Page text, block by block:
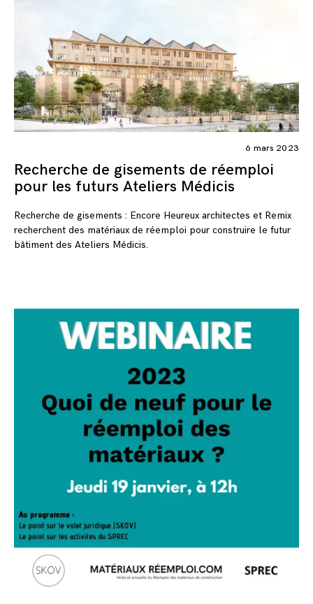
6 mars 2023
Recherche de gisements de réemploi
pour les futurs Ateliers Médicis
Recherche de gisements : Encore Heureux architectes et Remix
recherchent des matériaux de réemploi pour construire le futur
bâtiment des Ateliers Médicis.